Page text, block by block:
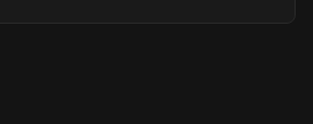
Nati, Marga und Patri, vier jungen
super spannend und gut gemacht,